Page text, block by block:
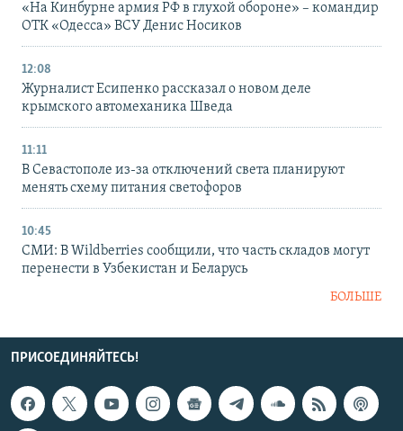
«На Кинбурне армия РФ в глухой обороне» – командир
ОТК «Одесса» ВСУ Денис Носиков
12:08
Журналист Есипенко рассказал о новом деле
крымского автомеханика Шведа
11:11
В Севастополе из-за отключений света планируют
менять схему питания светофоров
10:45
СМИ: В Wildberries сообщили, что часть складов могут
перенести в Узбекистан и Беларусь
БОЛЬШЕ
ПРИСОЕДИНЯЙТЕСЬ!